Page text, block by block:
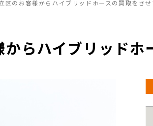
区のお客様からハイブリッドホースの買取をさせ
らハイブリッドホ